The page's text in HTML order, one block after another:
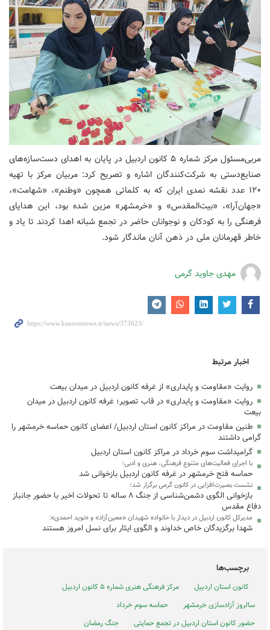
مربی‌مسئول مرکز شماره ۵ کانون اردبیل در پایان به اهدای دست‌سازه‌های
صنایع‌دستی به شرکت‌کنندگان اشاره و تصریح کرد: مربیان مرکز با تهیه
۱۲۰ عدد نقشه نمدی ایران که به کلماتی همچون «وطنم»، «شهامت»،
«جهان‌آرا»، «بیت‌المقدس» و «خرمشهر» مزین شده بود، این هدایای
فرهنگی را به کودکان و نوجوانان حاضر در تجمع شبانه اهدا کردند تا یاد و
خاطر قهرمانان ملی در ذهن آنان ماندگار شود.
مهدی جاوید گرمی
اخبار مرتبط
روایت «مقاومت و پایداری» از غرفه کانون اردبیل در میدان بیعت
روایت «مقاومت و پایداری» در قاب تصویر؛ غرفه کانون اردبیل در میدان
بیعت
طنین مقاومت در مراکز کانون استان اردبیل/ اعضای کانون حماسه خرمشهر را
گرامی داشتند
گرامیداشت سوم خرداد در مراکز کانون استان اردبیل
با اجرای فعالیت‌های متنوع فرهنگی، هنری و ادبی؛
حماسه فتح خرمشهر در غرفه کانون اردبیل بازخوانی شد
نشست بصیرت‌افزایی در کانون گرمی برگزار شد؛
بازخوانی الگوی دشمن‌شناسی از جنگ ۸ ساله تا تحولات اخیر با حضور جانباز
دفاع مقدس
مدیرکل کانون اردبیل در دیدار با خانواده شهیدان «معین‌آزاد» و «نوید احمدی»:
شهدا برگزیدگان خاص خداوند و الگوی ایثار برای نسل امروز هستند
برچسب‌ها
کانون استان اردبیل
مرکز فرهنگی هنری شماره ۵ کانون اردبیل
سالروز آزادسازی خرمشهر
حماسه سوم خرداد
حضور کانون استان اردبیل در تجمع حمایتی
جنگ رمضان